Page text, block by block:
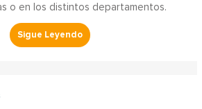
o en los distintos departamentos.